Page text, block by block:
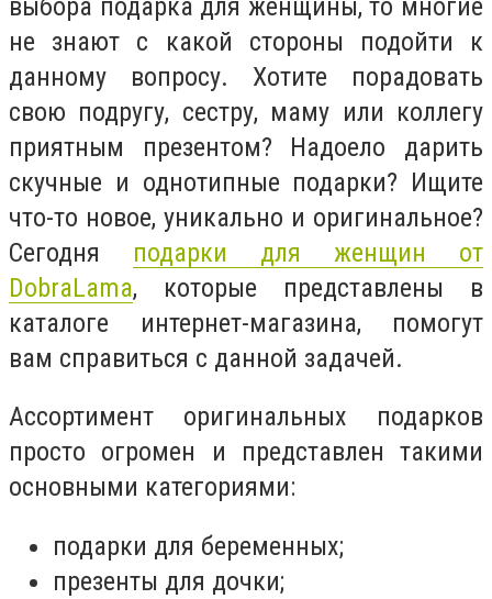
не знают с какой стороны подойти к
данному вопросу. Хотите порадовать
свою подругу, сестру, маму или коллегу
приятным презентом? Надоело дарить
скучные и однотипные подарки? Ищите
что-то новое, уникально и оригинальное?
Сегодня подарки для женщин от
DobraLama, которые представлены в
каталоге интернет-магазина, помогут
вам справиться с данной задачей.
Ассортимент оригинальных подарков
просто огромен и представлен такими
основными категориями:
подарки для беременных;
презенты для дочки;